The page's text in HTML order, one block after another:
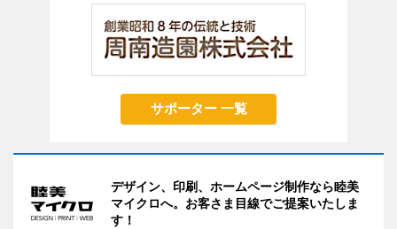
サポーター 一覧
デザイン、印刷、ホームページ制作なら睦美
マイクロへ。お客さま目線でご提案いたしま
す！